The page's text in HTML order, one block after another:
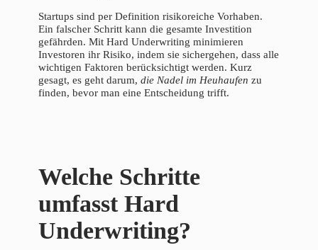
Startups sind per Definition risikoreiche Vorhaben.
Ein falscher Schritt kann die gesamte Investition
gefährden. Mit Hard Underwriting minimieren
Investoren ihr Risiko, indem sie sichergehen, dass alle
wichtigen Faktoren berücksichtigt werden. Kurz
gesagt, es geht darum, die Nadel im Heuhaufen zu
finden, bevor man eine Entscheidung trifft.
Welche Schritte
umfasst Hard
Underwriting?